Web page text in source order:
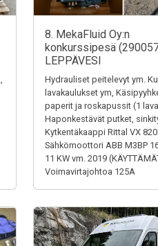
8. MekaFluid Oy:n
konkurssipesä
LEPPÄVESI
Hydrauliset peitelevyt ym.
lavakaulukset ym,
paperit ja roskapussit (1
Haponkestävät putket,
Kytkentäkaappi Rittal VX
Sähkömoottori ABB M3BP
11 KW vm. 2019
Voimavirtajohtoa 125A